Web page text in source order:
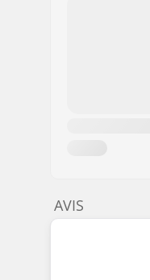
AVIS